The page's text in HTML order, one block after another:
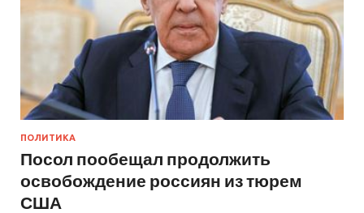
ПОЛИТИКА
Посол пообещал продолжить
освобождение россиян из тюрем
США